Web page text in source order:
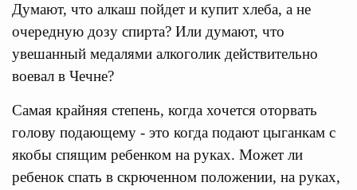
Думают, что алкаш пойдет и купит хлеба, а не
очередную дозу спирта? Или думают, что
увешанный медалями алкоголик действительно
воевал в Чечне?
Самая крайняя степень, когда хочется оторвать
голову подающему - это когда подают цыганкам с
якобы спящим ребенком на руках. Может ли
ребенок спать в скрюченном положении, на руках,